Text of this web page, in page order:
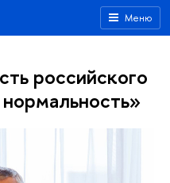
Меню
российского